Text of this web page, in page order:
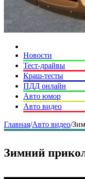
Новости
Тест-драйвы
Краш-тесты
ПДД онлайн
Авто юмор
Авто видео
Главная/Авто видео/
Зимний